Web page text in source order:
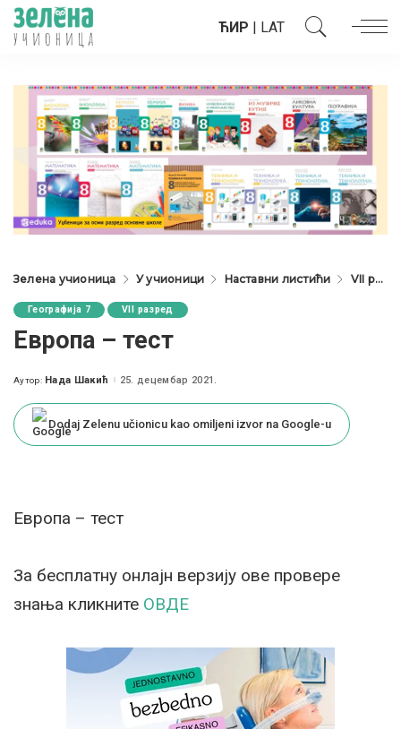
ЋИР | LAT
Зелена учионица У учионици Наставни листићи VII разред
Географија 7 VII разред
Европа – тест
Posted
Аутор: Нада Шакић 25. децембар 2021.
Dodaj Zelenu učionicu kao omiljeni izvor na Google-u
Европа – тест
За бесплатну онлајн верзију ове провере
знања кликните ОВДЕ